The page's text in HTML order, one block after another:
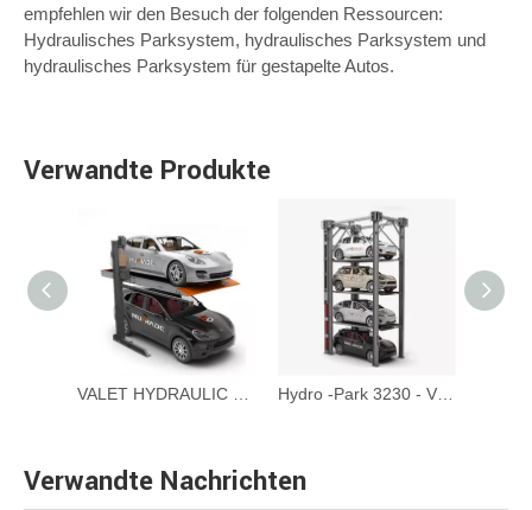
empfehlen wir den Besuch der folgenden Ressourcen:
Hydraulisches Parksystem, hydraulisches Parksystem und
hydraulisches Parksystem für gestapelte Autos.
Verwandte Produkte
Verwandte Nachrichten